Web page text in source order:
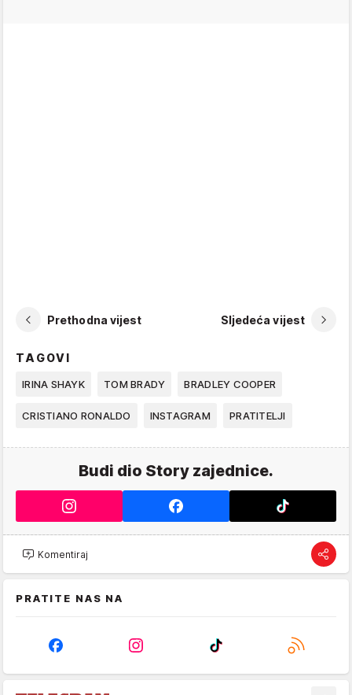
Prethodna vijest Sljedeća vijest
TAGOVI
IRINA SHAYK TOM BRADY BRADLEY COOPER
CRISTIANO RONALDO INSTAGRAM PRATITELJI
Budi dio Story zajednice.
Komentiraj
PRATITE NAS NA